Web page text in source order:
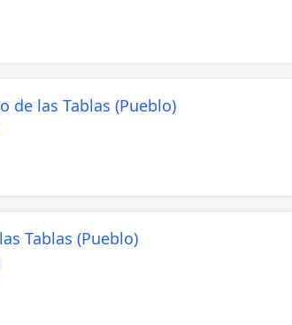
de las Tablas (Pueblo)
Tablas (Pueblo)